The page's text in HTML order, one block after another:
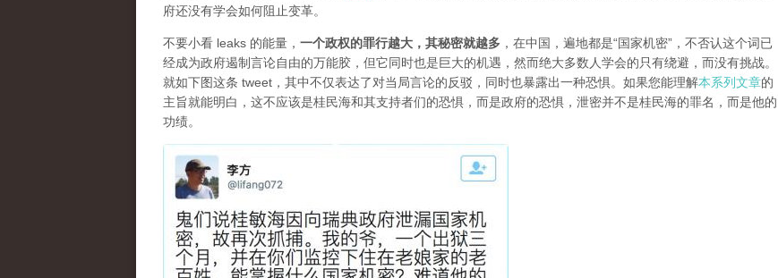
府还没有学会如何阻止变革。
不要小看 leaks 的能量， 一个政权的罪行越大，其秘密就越多 ，在中国，遍地都是“国家机密”，不否认这个词已
经成为政府遏制言论自由的万能胶，但它同时也是巨大的机遇，然而绝大多数人学会的只有绕避，而没有挑战。
就如下图这条 tweet，其中不仅表达了对当局言论的反驳，同时也暴露出一种恐惧。如果您能理解本系列文章的
主旨就能明白，这不应该是桂民海和其支持者们的恐惧，而是政府的恐惧，泄密并不是桂民海的罪名，而是他的
功绩。